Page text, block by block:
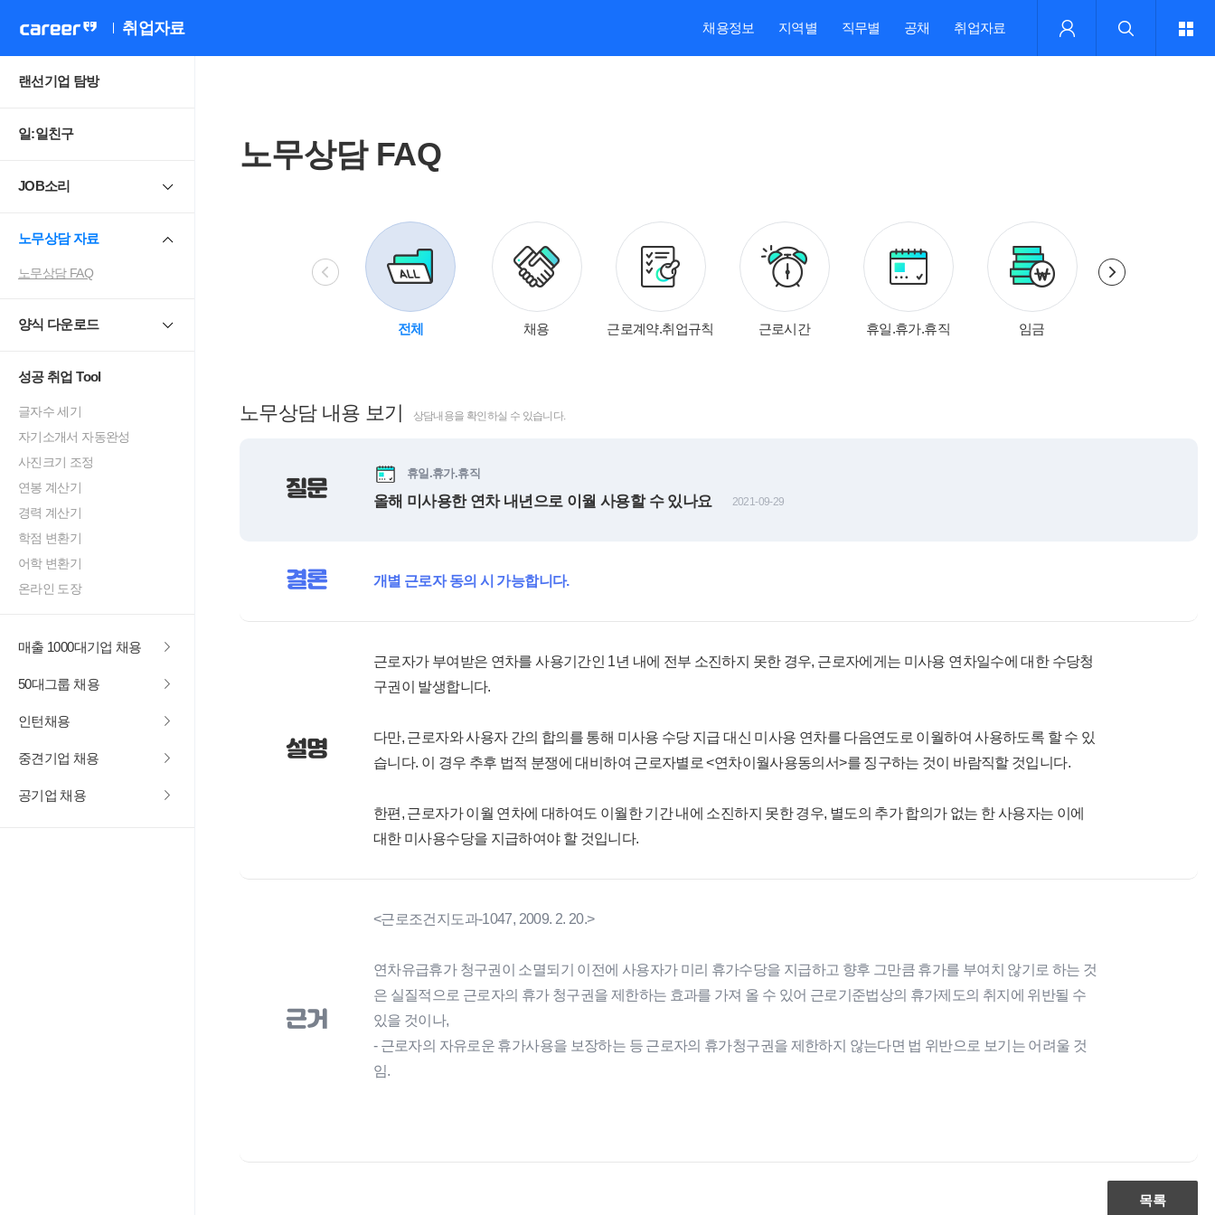
취업자료 채용정보 지역별 직무별 공채 취업자료
랜선기업 탐방
일:일친구
JOB소리
노무상담 자료
노무상담 FAQ
양식 다운로드
성공 취업 Tool
글자수 세기
자기소개서 자동완성
사진크기 조정
연봉 계산기
경력 계산기
학점 변환기
어학 변환기
온라인 도장
매출 1000대기업 채용
50대그룹 채용
인턴채용
중견기업 채용
공기업 채용
노무상담 FAQ
전체
비정규직 모성보호 4대보험 채용 근로계약.취업규칙 근로시간 휴일.휴가.휴직 임금
노무상담 내용 보기 상담내용을 확인하실 수 있습니다.
질문 휴일.휴가.휴직
올해 미사용한 연차 내년으로 이월 사용할 수 있나요 2021-09-29
결론 개별 근로자 동의 시 가능합니다.
설명
근로자가 부여받은 연차를 사용기간인 1년 내에 전부 소진하지 못한 경우, 근로자에게는 미사용 연차일수에 대한 수당청
구권이 발생합니다.
다만, 근로자와 사용자 간의 합의를 통해 미사용 수당 지급 대신 미사용 연차를 다음연도로 이월하여 사용하도록 할 수 있
습니다. 이 경우 추후 법적 분쟁에 대비하여 근로자별로 <연차이월사용동의서>를 징구하는 것이 바람직할 것입니다.
한편, 근로자가 이월 연차에 대하여도 이월한 기간 내에 소진하지 못한 경우, 별도의 추가 합의가 없는 한 사용자는 이에
대한 미사용수당을 지급하여야 할 것입니다.
근거
<근로조건지도과-1047, 2009. 2. 20.>
연차유급휴가 청구권이 소멸되기 이전에 사용자가 미리 휴가수당을 지급하고 향후 그만큼 휴가를 부여치 않기로 하는 것
은 실질적으로 근로자의 휴가 청구권을 제한하는 효과를 가져 올 수 있어 근로기준법상의 휴가제도의 취지에 위반될 수
있을 것이나,
- 근로자의 자유로운 휴가사용을 보장하는 등 근로자의 휴가청구권을 제한하지 않는다면 법 위반으로 보기는 어려울 것
임.
목록